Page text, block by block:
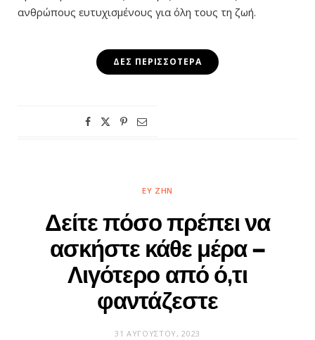
ανθρώπους ευτυχισμένους για όλη τους τη ζωή.
ΔΕΣ ΠΕΡΙΣΣΌΤΕΡΑ
ΕΥ ΖΗΝ
Δείτε πόσο πρέπει να
ασκήστε κάθε μέρα –
Λιγότερο από ό,τι
φαντάζεστε
31 ΑΥΓΟΎΣΤΟΥ, 2023